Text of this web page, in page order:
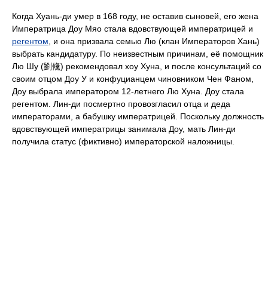
Когда Хуань-ди умер в 168 году, не оставив сыновей, его жена
Императрица Доу Мяо стала вдовствующей императрицей и
регентом , и она призвала семью Лю (клан Императоров Хань)
выбрать кандидатуру. По неизвестным причинам, её помощник
Лю Шу (劉儵) рекомендовал хоу Хуна, и после консультаций со
своим отцом Доу У и конфуцианцем чиновником Чен Фаном,
Доу выбрала императором 12-летнего Лю Хуна. Доу стала
регентом. Лин-ди посмертно провозгласил отца и деда
императорами, а бабушку императрицей. Поскольку должность
вдовствующей императрицы занимала Доу, мать Лин-ди
получила статус (фиктивно) императорской наложницы.